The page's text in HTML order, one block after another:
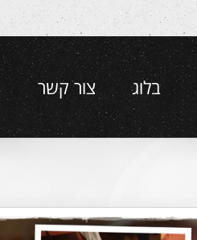
בלוג צור קשר